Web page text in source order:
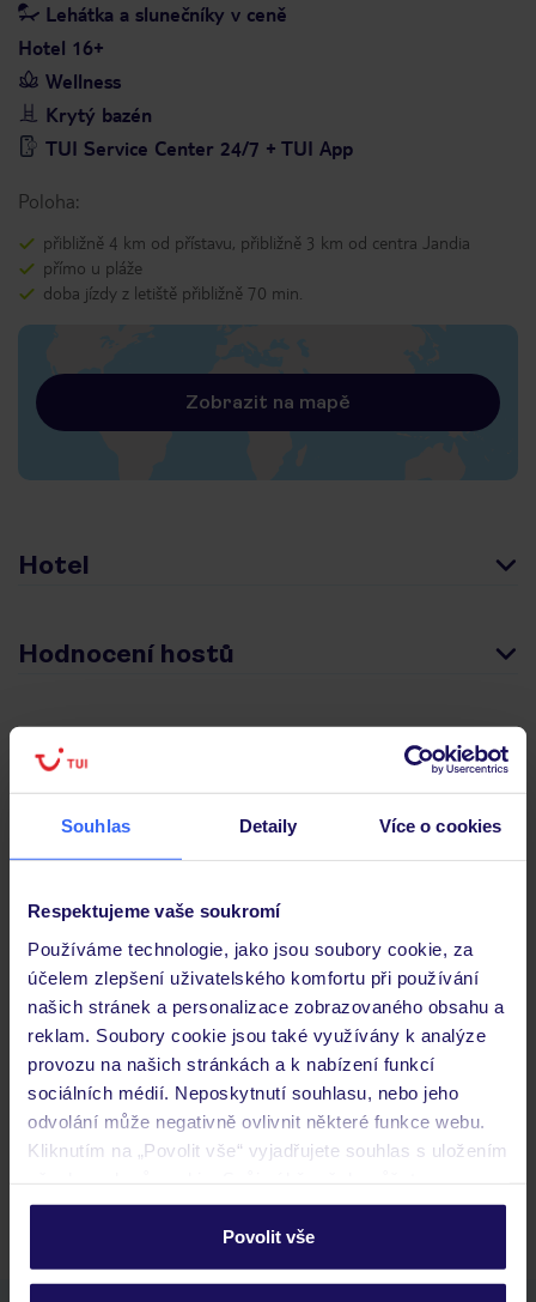
Souhlas Detaily Více o cookies
Respektujeme vaše soukromí
Používáme technologie, jako jsou soubory cookie, za
účelem zlepšení uživatelského komfortu při používání
našich stránek a personalizace zobrazovaného obsahu a
reklam. Soubory cookie jsou také využívány k analýze
provozu na našich stránkách a k nabízení funkcí
sociálních médií. Neposkytnutí souhlasu, nebo jeho
odvolání může negativně ovlivnit některé funkce webu.
Kliknutím na „Povolit vše“ vyjadřujete souhlas s uložením
personalizovat v sekci „Personalizace“.
Podrobné informace o souborech cookie naleznete v
Povolit vše
Lehátka a slunečníky v ceně
Hotel 16+
Wellness
Krytý bazén
TUI Service Center 24/7 + TUI App
Poloha:
přibližně 4 km od přístavu, přibližně 3 km od centra Jandia
přímo u pláže
doba jízdy z letiště přibližně 70 min.
Zobrazit na mapě
Hotel
Hodnocení hostů
Pokoje
Stravování
Důležité informace
Často kladené otázky
Jaké doklady jsou potřebné při cestování?
Budeme ubytováni ihned po příjezdu do hotelu?
Kam jít po přistání a vyzvednutí zavazadel?